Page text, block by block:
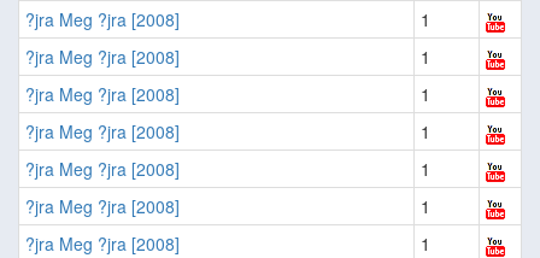
?jra Meg ?jra [2008]
1
?jra Meg ?jra [2008]
1
?jra Meg ?jra [2008]
1
?jra Meg ?jra [2008]
1
?jra Meg ?jra [2008]
1
?jra Meg ?jra [2008]
1
?jra Meg ?jra [2008]
1